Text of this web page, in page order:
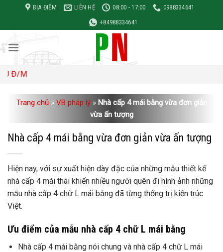
nội
dung
ĐỊA ĐIỂM LIÊN HỆ 08:00 - 17:00
0988334641
+84988334641
Trang chủ » VB pháp lý » Nhà cấp 4 mái bằng vừa đơn giản
vừa ấn tượng
Nhà cấp 4 mái bằng vừa đơn giản vừa ấn tượng
Hiện nay, với sự xuất hiện dày đặc của những mẫu thiết kế
nhà cấp 4 mái thái khiến nhiều người quên đi hình ảnh những
mẫu nhà cấp 4 chữ L mái bằng đã từng thống trị kiến ​​trúc
Việt.
Ưu điểm của mẫu nhà cấp 4 chữ L mái bằng
Nhà cấp 4 mái bằng nói chung và nhà cấp 4 chữ L mái